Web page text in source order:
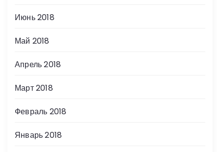
Июнь 2018
Май 2018
Апрель 2018
Март 2018
Февраль 2018
Январь 2018